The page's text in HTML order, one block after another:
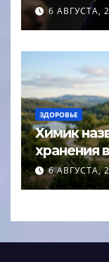
6 АВГУСТА,
ЗДОРОВЬЕ
Химик
хранения
кувшине
6 АВГУСТА,